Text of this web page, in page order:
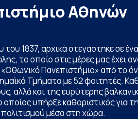
Αθηνών
1837, αρχικά στεγάστηκε σε
το οποίο στις μέρες μας έχει
Πανεπιστήμιο» από το
Τμήματα με 52 φοιτητές.
αλλά και της ευρύτερης
υπήρξε καθοριστικός για
μέσα στη χώρα.